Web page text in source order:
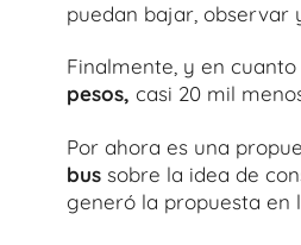
puedan bajar, observar
Finalmente, y en
pesos, casi 20 mil
Por ahora es una
bus sobre la idea de
generó la propuesta en